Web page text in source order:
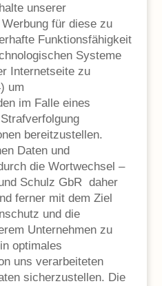
unserer
für diese zu
Funktionsfähigkeit
Systeme
Internetseite zu
um
im Falle eines
bereitzustellen.
Daten und
die Wortwechsel –
Schulz GbR daher
ferner mit dem Ziel
und die
Unternehmen zu
optimales
uns verarbeiteten
sicherzustellen. Die